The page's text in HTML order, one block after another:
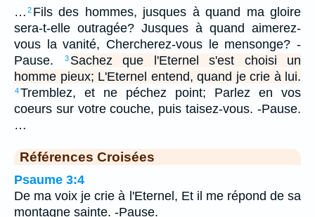
… 2 Fils des hommes, jusques à quand ma gloire
sera-t-elle outragée? Jusques à quand aimerez-
vous la vanité, Chercherez-vous le mensonge? -
Pause.
3 Sachez que l'Eternel s'est choisi un
homme pieux; L'Eternel entend, quand je crie à lui.
4Tremblez, et ne péchez point; Parlez en vos
coeurs sur votre couche, puis taisez-vous. -Pause.
…
Références Croisées
Psaume 3:4
De ma voix je crie à l'Eternel, Et il me répond de sa
montagne sainte. -Pause.